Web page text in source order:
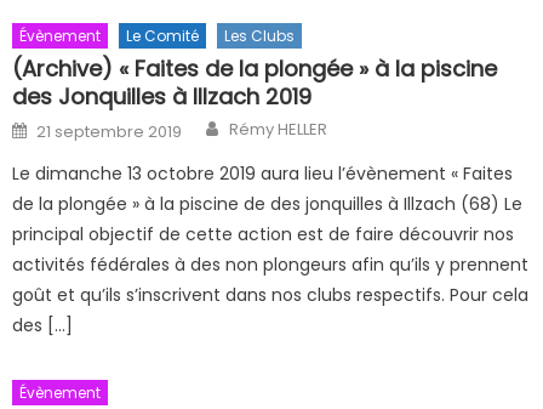
Évènement Le Comité Les Clubs
(Archive) « Faites de la plongée » à la piscine
des Jonquilles à Illzach 2019
Posted on
21 septembre 2019 Author
Rémy HELLER
Le dimanche 13 octobre 2019 aura lieu l’évènement « Faites
de la plongée » à la piscine de des jonquilles à Illzach (68) Le
principal objectif de cette action est de faire découvrir nos
activités fédérales à des non plongeurs afin qu’ils y prennent
goût et qu’ils s’inscrivent dans nos clubs respectifs. Pour cela
des […]
Évènement